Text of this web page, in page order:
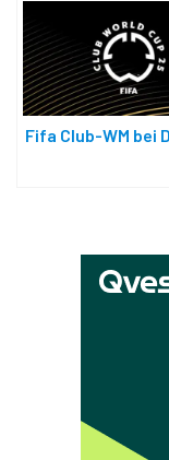
Fifa Club-WM bei